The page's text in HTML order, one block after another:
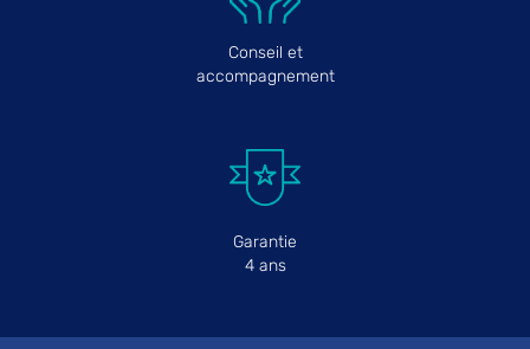
Conseil et
accompagnement
Garantie
4 ans